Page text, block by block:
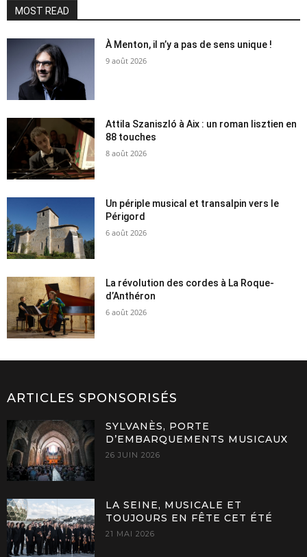
MOST READ
À Menton, il n’y a pas de sens unique !
9 août 2026
Attila Szaniszló à Aix : un roman lisztien en
88 touches
8 août 2026
Un périple musical et transalpin vers le
Périgord
6 août 2026
La révolution des cordes à La Roque-
d’Anthéron
6 août 2026
ARTICLES SPONSORISÉS
SYLVANÈS, PORTE
D’EMBARQUEMENTS MUSICAUX
26 JUIN 2026
LA SEINE, MUSICALE ET
TOUJOURS EN FÊTE CET ÉTÉ
21 MAI 2026